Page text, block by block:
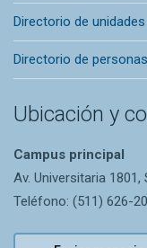
Directorio de unidades
Directorio de personas
Ubicación y
Campus principal
Av. Universitaria 1801,
Teléfono: (511) 626-